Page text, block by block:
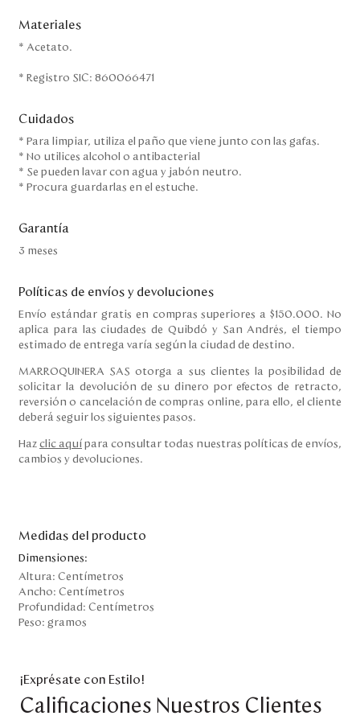
Materiales
* Acetato.
* Registro SIC: 860066471
Cuidados
* Para limpiar, utiliza el paño que viene junto con las gafas.
* No utilices alcohol o antibacterial
* Se pueden lavar con agua y jabón neutro.
* Procura guardarlas en el estuche.
Garantía
3 meses
Políticas de envíos y devoluciones
Envío estándar gratis en compras superiores a $150.000. No
aplica para las ciudades de Quibdó y San Andrés, el tiempo
estimado de entrega varía según la ciudad de destino.
MARROQUINERA SAS otorga a sus clientes la posibilidad de
solicitar la devolución de su dinero por efectos de retracto,
reversión o cancelación de compras online, para ello, el cliente
deberá seguir los siguientes pasos.
Haz clic aquí para consultar todas nuestras políticas de envíos,
cambios y devoluciones.
Medidas del producto
Dimensiones:
Altura: Centímetros
Ancho: Centímetros
Profundidad: Centímetros
Peso: gramos
¡Exprésate con Estilo!
Calificaciones Nuestros Clientes